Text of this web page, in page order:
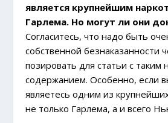
является крупнейшим
Гарлема. Но могут ли они
Согласитесь, что надо быть
собственной безнаказанности
позировать для статьи с таким
содержанием. Особенно, если
являетесь одним из
не только Гарлема, а и всего